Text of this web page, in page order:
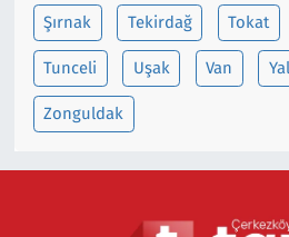
Şırnak Tekirdağ Tokat
Tunceli Uşak Van
Zonguldak